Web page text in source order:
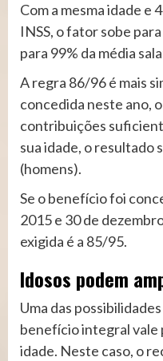
Com a mesma idade e
INSS, o fator sobe
para 99% da média
A regra 86/96 é mais
concedida neste ano,
contribuições
sua idade, o resultado
(homens).
Se o benefício foi
2015 e 30 de
exigida é a 85/95.
Idosos podem
Uma das
benefício integral vale
idade. Neste caso, o